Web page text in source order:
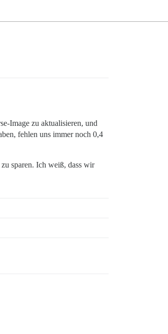
Image zu aktualisieren, und
fehlen uns immer noch 0,4
sparen. Ich weiß, dass wir